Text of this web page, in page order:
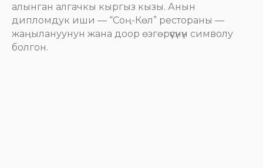
алынган алгачкы кыргыз кызы. Анын
дипломдук иши — “Соң-Көл” рестораны —
жаңылануунун жана доор өзгөрүүсүнүн символу
болгон.